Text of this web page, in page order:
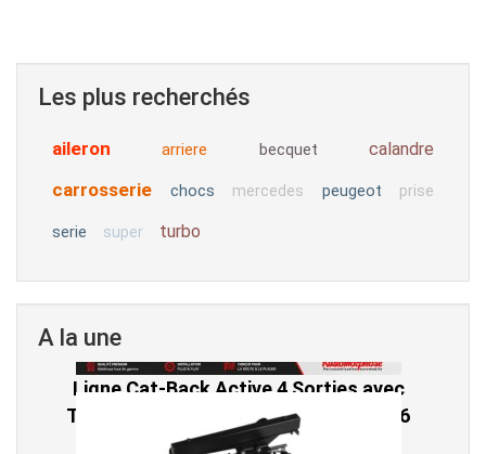
Les plus recherchés
aileron arriere becquet calandre
carrosserie chocs mercedes peugeot prise
serie super turbo
A la une